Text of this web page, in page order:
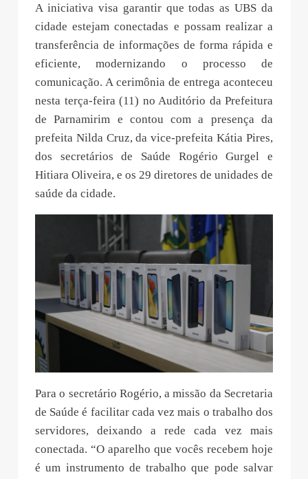
A iniciativa visa garantir que todas as UBS da
cidade estejam conectadas e possam realizar a
transferência de informações de forma rápida e
eficiente, modernizando o processo de
comunicação. A cerimônia de entrega aconteceu
nesta terça-feira (11) no Auditório da Prefeitura
de Parnamirim e contou com a presença da
prefeita Nilda Cruz, da vice-prefeita Kátia Pires,
dos secretários de Saúde Rogério Gurgel e
Hitiara Oliveira, e os 29 diretores de unidades de
saúde da cidade.
Para o secretário Rogério, a missão da Secretaria
de Saúde é facilitar cada vez mais o trabalho dos
servidores, deixando a rede cada vez mais
conectada. “O aparelho que vocês recebem hoje
é um instrumento de trabalho que pode salvar